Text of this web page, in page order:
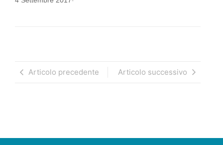
Articolo precedente Articolo successivo